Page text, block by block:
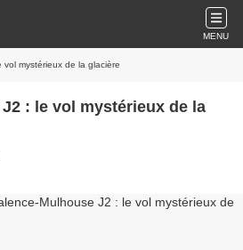
MENU
mystérieux de la glacière
: le vol mystérieux de la